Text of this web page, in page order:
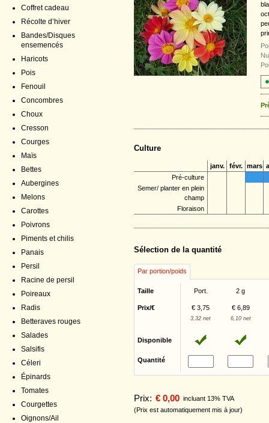
Coffret cadeau
Récolte d’hiver
Bandes/Disques
ensemencés
Haricots
Pois
Fenouil
Concombres
Choux
Cresson
Courges
Maïs
Bettes
Aubergines
Melons
Carottes
Poivrons
Piments et chilis
Panais
Persil
Racine de persil
Poireaux
Radis
Betteraves rouges
Salades
Salsifis
Céleri
Épinards
Tomates
Courgettes
Oignons/Ail
Culture
janv. févr. mars
Pré-culture
Semer/ planter en plein
champ
Floraison
Sélection de la quantité
Par portion/poids
Taille Port. 2 g
Prix/€ € 3,75 € 6,89
3,32 net 6,10 net
Disponible
Quantité
Prix: € 0,00 incluant 13% TVA
(Prix est automatiquement mis à jour)